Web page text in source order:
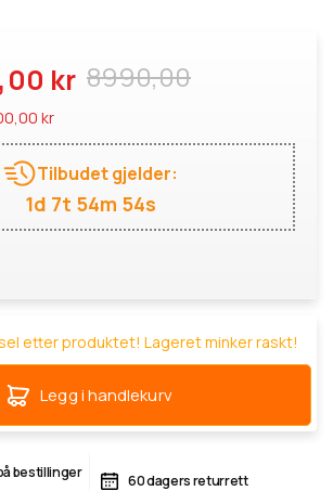
8990,00
00 kr
kr
Tilbudet gjelder:
1d 7t 54m 54s
etter produktet! Lageret minker raskt!
Legg i handlekurv
bestillinger
60 dagers returrett